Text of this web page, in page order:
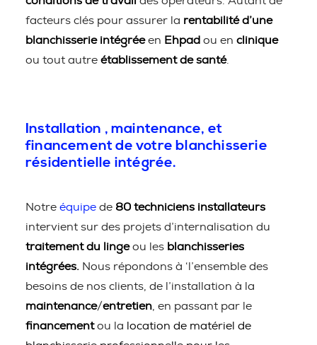
facteurs clés pour assurer la rentabilité d’une
blanchisserie intégréeen Ehpad ou en clinique
ou tout autre établissement de santé.
Installation , maintenance, et
financement de votre blanchisserie
résidentielle intégrée.
Notre équipe de 80 techniciens installateurs
intervient sur des projets d’internalisation du
traitement du lingeou les blanchisseries
intégrées. Nous répondons à ‘l’ensemble des
besoins de nos clients, de l’installation à la
maintenance/entretien , en passant par le
financementou la location de matériel de